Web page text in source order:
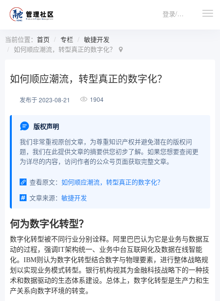
登录/注册
当前位置： 首页 专栏
敏捷开发
如何顺应潮流，转型真正的数字化？
如何顺应潮流，转型真正的数字化？
发布于 2023-08-21 1904
版权声明
我们非常重视原创文章，为尊重知识产权并避免潜在的版权问
题，我们在此提供文章的摘要供您初步了解。如果您想要查阅更
为详尽的内容，访问作者的公众号页面获取完整文章。
查看原文： 如何顺应潮流，转型真正的数字化？
文章来源： 敏捷开发
何为数字化转型？
数字化转型被不同行业分别诠释。阿里巴巴认为它是业务与数据互
动的过程，强调IT架构统一、业务中台互联网化及数据在线智能
化。IBM则认为数字化转型结合数字与物理要素，进行整体战略规
划以实现业务模式转型。银行机构视其为金融科技战略下的一种技
术和数据驱动的生态体系建设。总体上，数字化转型是生产力和生
产关系向数字环境的转变。